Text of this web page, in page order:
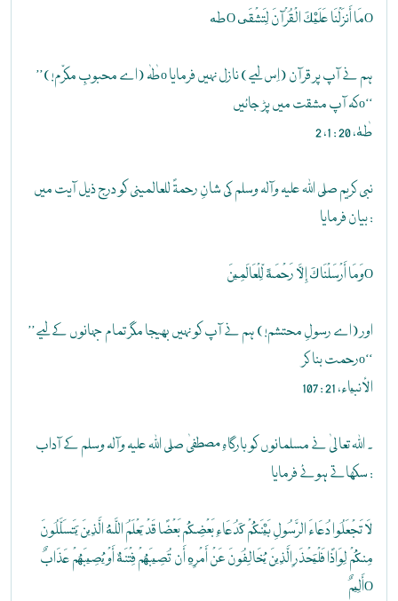
طهO مَا أَنزَلْنَا عَلَيْكَ الْقُرْآنَ لِتَشْقَىO
’’طٰہٰ (اے محبوبِ مکرّم!)o ہم نے آپ پر قرآن (اِس لیے) نازل نہیں فرمایا
کہ آپ مشقت میں پڑ جائیںo‘‘
طٰهٰ، 20 : 1، 2
نبی کریم صلی اللہ علیہ وآلہ وسلم کی شانِ رحمۃً للعالمینی کو درج ذیل آیت میں
بیان فرمایا :
وَمَا أَرْسَلْنَاكَ إِلَّا رَحْمَةً لِّلْعَالَمِينَO
’’اور (اے رسولِ محتشم!) ہم نے آپ کو نہیں بھیجا مگر تمام جہانوں کے لیے
رحمت بنا کرo‘‘
الأنبياء، 21 : 107
۔ اللہ تعالیٰ نے مسلمانوں کو بارگاہِ مصطفیٰ صلی اللہ علیہ وآلہ وسلم کے آداب
سکھاتے ہوئے فرمایا :
لَا تَجْعَلُوا دُعَاءَ الرَّسُولِ بَيْنَكُمْ كَدُعَاءِ بَعْضِكُم بَعْضًا قَدْ يَعْلَمُ اللَّهُ الَّذِينَ يَتَسَلَّلُونَ
مِنكُمْ لِوَاذًا فَلْيَحْذَرِ الَّذِينَ يُخَالِفُونَ عَنْ أَمْرِهِ أَن تُصِيبَهُمْ فِتْنَةٌ أَوْ يُصِيبَهُمْ عَذَابٌ
أَلِيمٌO